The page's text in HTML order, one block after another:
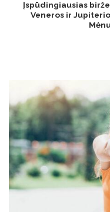
Įspūdingiausias
Veneros ir